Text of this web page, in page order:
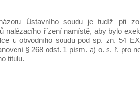
Ústavního soudu je tudíž při
nalézacího řízení namístě, aby bylo
u obvodního soudu pod sp. zn. 54
§ 268 odst. 1 písm. a) o. s. ř. pro
titulu.